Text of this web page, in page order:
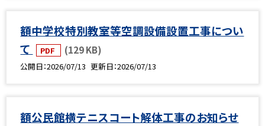
額中学校特別教室等空調設備設置工事につい
て
PDF (129 KB)
公開日 2026/07/13 更新日 2026/07/13
額公民館横テニスコート解体工事のお知らせ